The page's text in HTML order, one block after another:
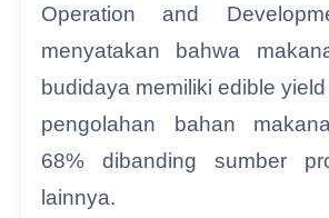
Operation and
menyatakan bahwa
budidaya memiliki edible
pengolahan bahan
68% dibanding sumber
lainnya.